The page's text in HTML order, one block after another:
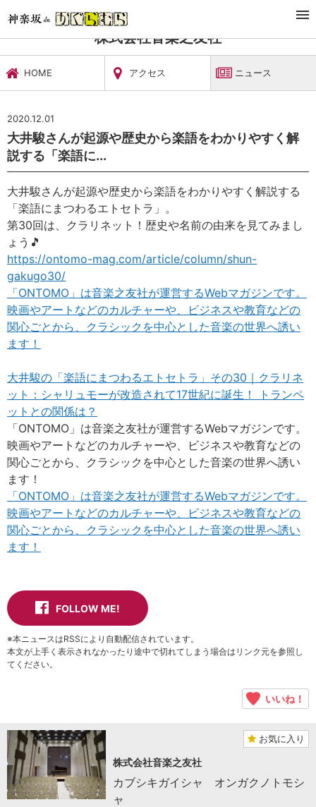
文化施設・ギャラリー
株式会社音楽之友社
HOME アクセス ニュース
2020.12.01
大井駿さんが起源や歴史から楽語をわかりやすく解
説する「楽語に...
大井駿さんが起源や歴史から楽語をわかりやすく解説する
「楽語にまつわるエトセトラ」。
第30回は、クラリネット！歴史や名前の由来を見てみまし
ょう 🎵
https://ontomo-mag.com/article/column/shun-
gakugo30/
「ONTOMO」は音楽之友社が運営するWebマガジンです。
映画やアートなどのカルチャーや、ビジネスや教育などの
関心ごとから、クラシックを中心とした音楽の世界へ誘い
ます！
大井駿の「楽語にまつわるエトセトラ」その30｜クラリネ
ット：シャリュモーが改造されて17世紀に誕生！ トランペ
ットとの関係は？
「ONTOMO」は音楽之友社が運営するWebマガジンです。
映画やアートなどのカルチャーや、ビジネスや教育などの
関心ごとから、クラシックを中心とした音楽の世界へ誘い
ます！
「ONTOMO」は音楽之友社が運営するWebマガジンです。
映画やアートなどのカルチャーや、ビジネスや教育などの
関心ごとから、クラシックを中心とした音楽の世界へ誘い
ます！
FOLLOW ME!
※本ニュースはRSSにより自動配信されています。
本文が上手く表示されなかったり途中で切れてしまう場合はリンク元を参照し
てください。
いいね！
お気に入り
株式会社音楽之友社
カブシキガイシャ オンガクノトモシ
ャ